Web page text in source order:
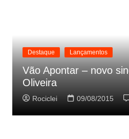
Destaque Lançamentos
Vão Apontar – novo
Oliveira
Rociclei 09/08/2015